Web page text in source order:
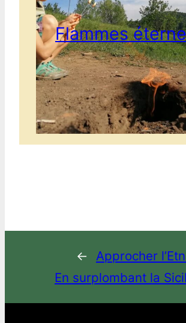
Flammes
←
Approcher
En surplombant la